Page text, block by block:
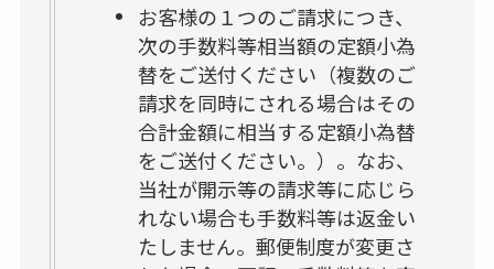
お客様の１つのご請求につき、
次の手数料等相当額の定額小為
替をご送付ください（複数のご
請求を同時にされる場合はその
合計金額に相当する定額小為替
をご送付ください。）。なお、
当社が開示等の請求等に応じら
れない場合も手数料等は返金い
たしません。郵便制度が変更さ